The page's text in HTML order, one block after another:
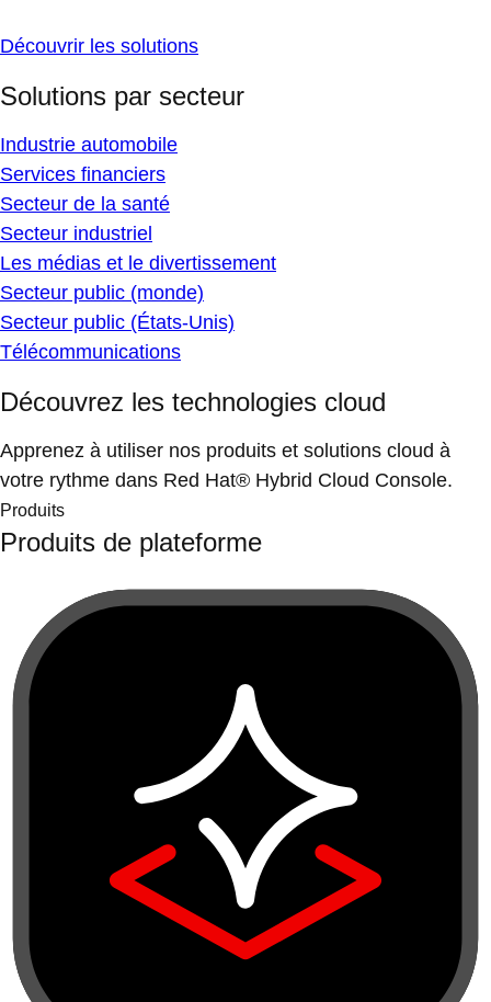
Découvrir les solutions
Solutions par secteur
Industrie automobile
Services financiers
Secteur de la santé
Secteur industriel
Les médias et le divertissement
Secteur public (monde)
Secteur public (États-Unis)
Télécommunications
Découvrez les technologies cloud
Apprenez à utiliser nos produits et solutions cloud à
votre rythme dans Red Hat® Hybrid Cloud Console.
Produits
Produits de plateforme